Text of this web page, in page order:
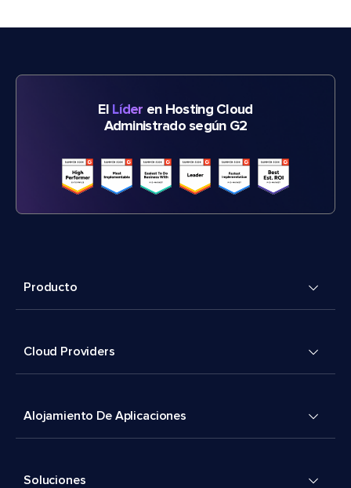
El Líder en Hosting Cloud
Administrado según G2
Producto
Cloud Providers
Alojamiento De Aplicaciones
Soluciones